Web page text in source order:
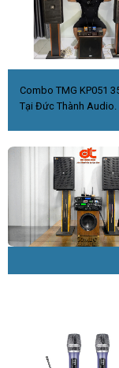
Combo TMG KP051
Tại Đức Thành Audio.